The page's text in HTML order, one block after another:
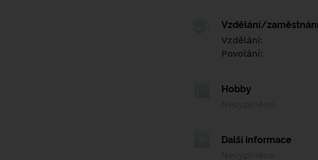
Vzdělání/
Vzdělání:
Povolání:
Hobby
Další informace